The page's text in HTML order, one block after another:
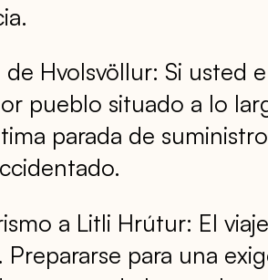
de Hvolsvöllur: Si usted
pueblo situado a lo
parada de
a Litli Hrútur: El
Prepararse para una